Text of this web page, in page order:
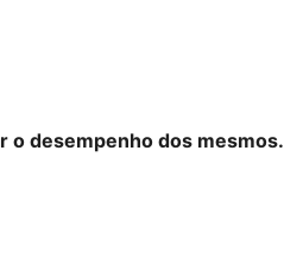
o desempenho dos mesmos.